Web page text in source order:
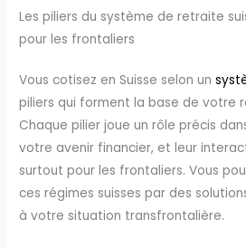
Les piliers du système de retraite
pour les frontaliers
Vous cotisez en Suisse selon un
piliers qui forment la base de votre
Chaque pilier joue un rôle précis
votre avenir financier, et leur
surtout pour les frontaliers. Vous
ces régimes suisses par des
à votre situation transfrontalière.